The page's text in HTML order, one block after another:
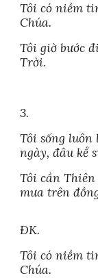
Tôi có niềm
Chúa.
Tôi giờ bước
Trời.
3.
Tôi sống luôn
ngày, đâu kể
Tôi cần
mưa trên
ĐK.
Tôi có niềm
Chúa.